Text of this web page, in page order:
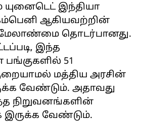
யுனைடெட் இந்தியா
ஆகியவற்றின்
மேலாண்மை தொடர்பானது.
இந்த
51
மத்திய அரசின்
வேண்டும். அதாவது
நிறுவனங்களின்
இருக்க வேண்டும்.